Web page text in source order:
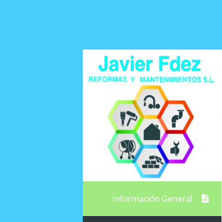
Información General